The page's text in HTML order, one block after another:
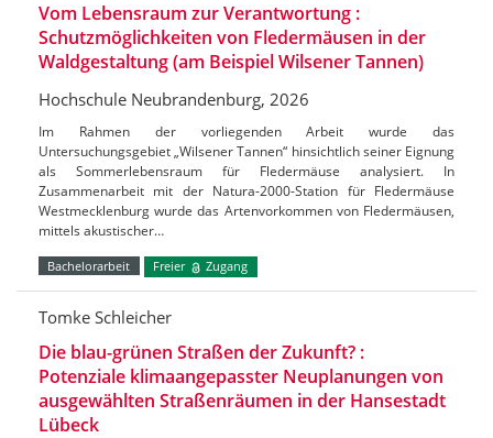
Vom Lebensraum zur Verantwortung :
Schutzmöglichkeiten von Fledermäusen in der
Waldgestaltung (am Beispiel Wilsener Tannen)
Hochschule Neubrandenburg, 2026
Im Rahmen der vorliegenden Arbeit wurde das
Untersuchungsgebiet „Wilsener Tannen“ hinsichtlich seiner Eignung
als Sommerlebensraum für Fledermäuse analysiert. In
Zusammenarbeit mit der Natura-2000-Station für Fledermäuse
Westmecklenburg wurde das Artenvorkommen von Fledermäusen,
mittels akustischer…
Bachelorarbeit Freier Zugang
Tomke Schleicher
Die blau-grünen Straßen der Zukunft? :
Potenziale klimaangepasster Neuplanungen von
ausgewählten Straßenräumen in der Hansestadt
Lübeck